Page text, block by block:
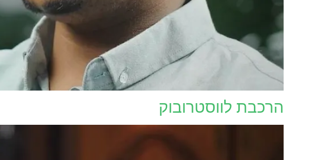
הרכבת לווסטרובוק